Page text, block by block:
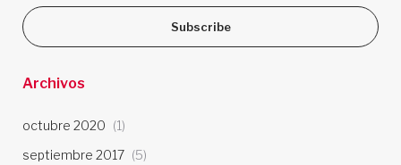
Subscribe
Archivos
octubre 2020 (1)
septiembre 2017 (5)